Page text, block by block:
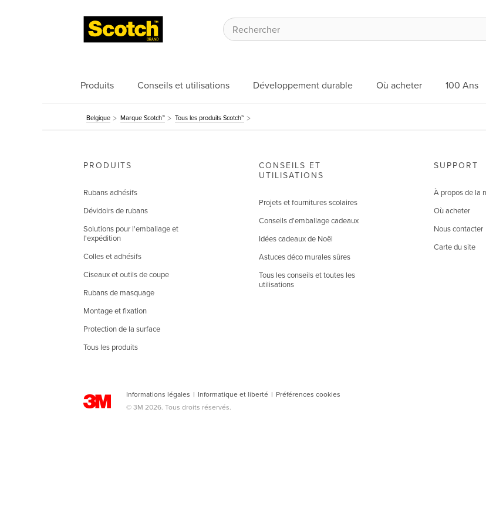
Produits Conseils et utilisations Développement durable Où acheter 100 Ans
Belgique Marque Scotch™ Tous les produits Scotch™
PRODUITS
Rubans adhésifs
Dévidoirs de rubans
Solutions pour l'emballage et
l'expédition
Colles et adhésifs
Ciseaux et outils de coupe
Rubans de masquage
Montage et fixation
Protection de la surface
Tous les produits
CONSEILS ET
UTILISATIONS
Projets et fournitures scolaires
Conseils d'emballage cadeaux
Idées cadeaux de Noël
Astuces déco murales sûres
Tous les conseils et toutes les
utilisations
SUPPORT
À propos de la
Où acheter
Nous contacter
Carte du site
Informations légales | Informatique et liberté | Préférences cookies
© 3M 2026. Tous droits réservés.